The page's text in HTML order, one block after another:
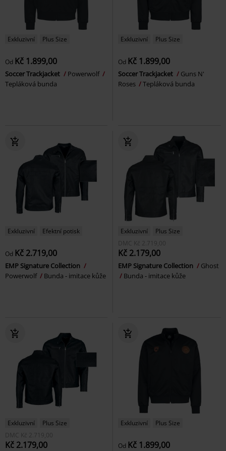
Exkluzivní Plus Size
Od Kč 1.899,00
Soccer Trackjacket
Powerwolf
Tepláková bunda
Exkluzivní Plus Size
Od Kč 1.899,00
Soccer Trackjacket
Guns N'
Roses
Tepláková bunda
Exkluzivní Efektní potisk
Od Kč 2.719,00
EMP Signature Collection
Powerwolf
Bunda - imitace kůže
Exkluzivní
Plus Size
DMC
Kč 2.719,00
Kč 2.179,00
EMP Signature Collection
Ghost
Bunda - imitace kůže
Exkluzivní
Plus Size
DMC
Kč 2.719,00
Kč 2.179,00
Exkluzivní Plus Size
Od Kč 1.899,00